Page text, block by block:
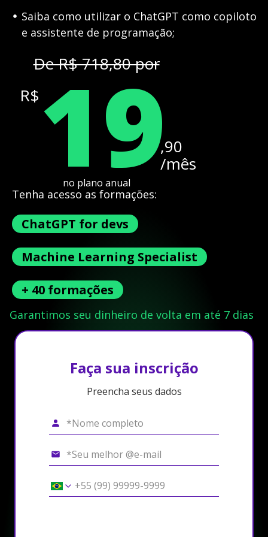
Saiba como utilizar o ChatGPT como copiloto
e assistente de programação;
De R$ 718,80 por
R$ 19,90
/mês
no plano anual
Tenha acesso as formações:
ChatGPT for devs
Machine Learning Specialist
+ 40 formações
Garantimos seu dinheiro de volta em até 7 dias
Faça sua inscrição
Preencha seus dados